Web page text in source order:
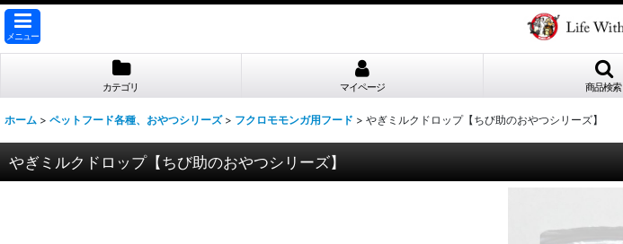
メニュー
カテゴリ マイページ 商品検索
ホーム > ペットフード各種、おやつシリーズ > フクロモモンガ用フード > やぎミルクドロップ【ちび助のおやつシリーズ】
やぎミルクドロップ【ちび助のおやつシリーズ】